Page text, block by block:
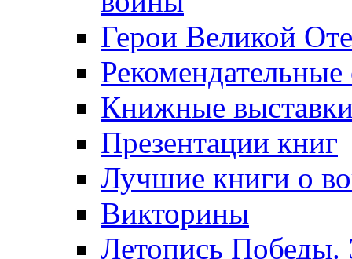
Герои Великой
Рекомендательные
Книжные
Презентации книг
Лучшие книги о
Викторины
Летопись Победы.